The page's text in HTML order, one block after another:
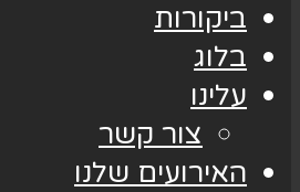
ביקורות
בלוג
עלינו
צור קשר
האירועים שלנו